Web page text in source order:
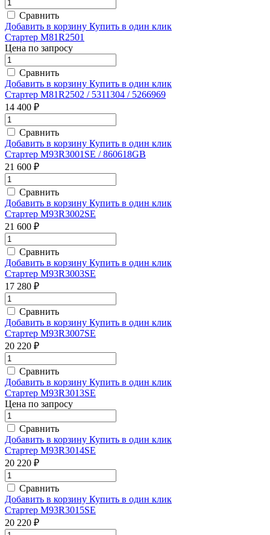
Сравнить
Добавить в корзину Купить в один клик
Стартер M81R2501
Цена по запросу
Сравнить
Добавить в корзину Купить в один клик
Стартер M81R2502 / 5311304 / 5266969
14 400 ₽
Сравнить
Добавить в корзину Купить в один клик
Стартер M93R3001SE / 860618GB
21 600 ₽
Сравнить
Добавить в корзину Купить в один клик
Стартер M93R3002SE
21 600 ₽
Сравнить
Добавить в корзину Купить в один клик
Стартер M93R3003SE
17 280 ₽
Сравнить
Добавить в корзину Купить в один клик
Стартер M93R3007SE
20 220 ₽
Сравнить
Добавить в корзину Купить в один клик
Стартер M93R3013SE
Цена по запросу
Сравнить
Добавить в корзину Купить в один клик
Стартер M93R3014SE
20 220 ₽
Сравнить
Добавить в корзину Купить в один клик
Стартер M93R3015SE
20 220 ₽